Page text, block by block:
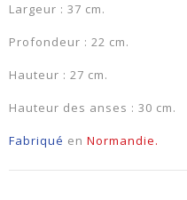
Largeur : 37 cm.
Profondeur : 22 cm.
Hauteur : 27 cm.
Hauteur des anses : 30 cm.
Fabriqué en Normandie.